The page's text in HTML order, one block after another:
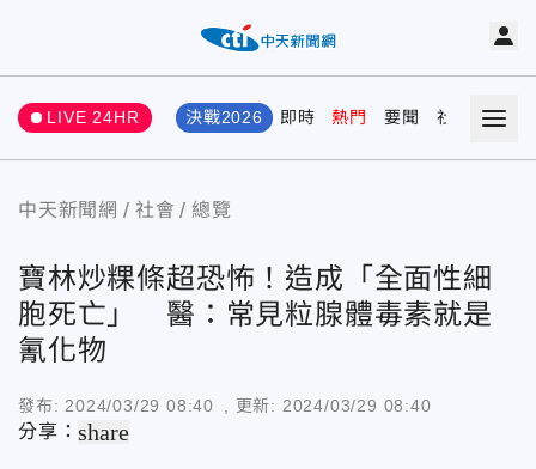
LIVE 24HR 決戰2026 即時 熱門 要聞 社會 娛樂
中天新聞網 社會 總覽
寶林炒粿條超恐怖！造成「全面性細
胞死亡」 醫：常見粒腺體毒素就是
氰化物
發布: 2024/03/29 08:40 , 更新: 2024/03/29 08:40
分享：share